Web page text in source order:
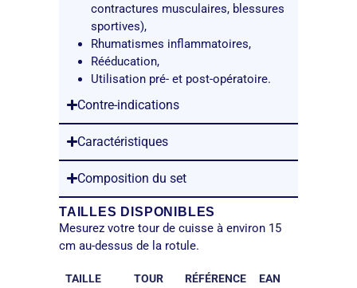
contractures musculaires, blessures
sportives),
Rhumatismes inflammatoires,
Rééducation,
Utilisation pré- et post-opératoire.
Contre-indications
Caractéristiques
Composition du set
TAILLES DISPONIBLES
Mesurez votre tour de cuisse à environ 15
cm au-dessus de la rotule.
TAILLE
TOUR
RÉFÉRENCE EAN